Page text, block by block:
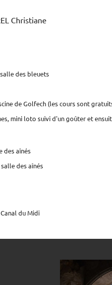
Christiane
des bleuets
de Golfech (les cours sont
mini loto suivi d'un goûter et
des aînés
des aînés
du Midi